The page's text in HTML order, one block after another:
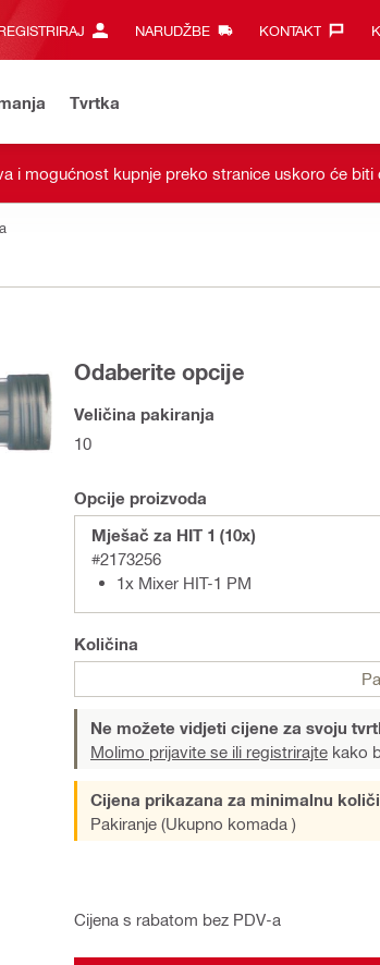
NARUDŽBE KONTAKT‎
Tvrtka
i mogućnost kupnje preko stranice uskoro će biti
Odaberite opcije
Veličina pakiranja
10
Opcije proizvoda
Mješač za HIT 1 (10x)
#2173256
1x Mixer HIT-1 PM
Količina
Ne možete vidjeti cijene za svoju
Molimo prijavite se ili registrirajte kako
Cijena prikazana za minimalnu
Pakiranje (Ukupno komada )
Cijena s rabatom bez PDV-a